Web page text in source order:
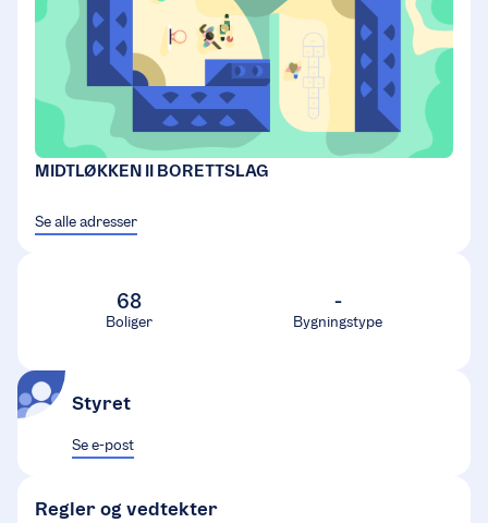
MIDTLØKKEN II BORETTSLAG
Se alle adresser
68
Boliger
-
Bygningstype
Styret
Se e-post
Regler og vedtekter